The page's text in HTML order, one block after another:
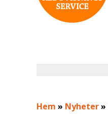
Hem » Nyheter»